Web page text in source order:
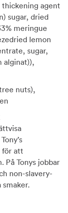
agent
sugar, dried
meringue
lemon
sugar,
alginat)),
nuts),
för att
På Tonys jobbar
non-slavery-
smaker.